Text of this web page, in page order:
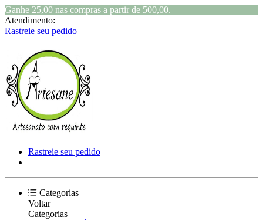
Ganhe 25,00 nas compras a partir de 500,00.
Atendimento:
Rastreie seu pedido
Rastreie seu pedido
Categorias
Voltar
Categorias